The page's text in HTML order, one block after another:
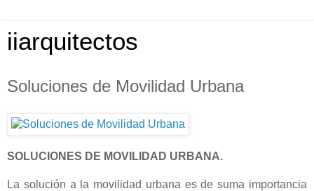
iiarquitectos
Soluciones de Movilidad Urbana
SOLUCIONES DE MOVILIDAD URBANA.
La solución a la movilidad urbana es de suma importancia